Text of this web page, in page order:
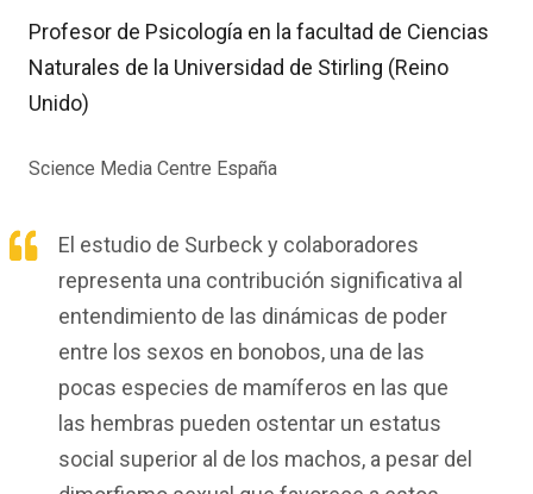
Profesor de Psicología en la facultad de Ciencias
Naturales de la Universidad de Stirling (Reino
Unido)
Science Media Centre España
El estudio de Surbeck y colaboradores
representa una contribución significativa al
entendimiento de las dinámicas de poder
entre los sexos en bonobos, una de las
pocas especies de mamíferos en las que
las hembras pueden ostentar un estatus
social superior al de los machos, a pesar del